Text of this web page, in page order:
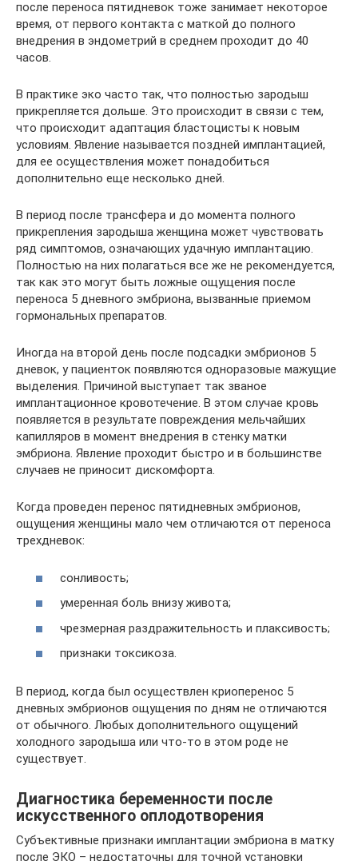
после переноса пятидневок тоже занимает некоторое
время, от первого контакта с маткой до полного
внедрения в эндометрий в среднем проходит до 40
часов.
В практике эко часто так, что полностью зародыш
прикрепляется дольше. Это происходит в связи с тем,
что происходит адаптация бластоцисты к новым
условиям. Явление называется поздней имплантацией,
для ее осуществления может понадобиться
дополнительно еще несколько дней.
В период после трансфера и до момента полного
прикрепления зародыша женщина может чувствовать
ряд симптомов, означающих удачную имплантацию.
Полностью на них полагаться все же не рекомендуется,
так как это могут быть ложные ощущения после
переноса 5 дневного эмбриона, вызванные приемом
гормональных препаратов.
Иногда на второй день после подсадки эмбрионов 5
дневок, у пациенток появляются одноразовые мажущие
выделения. Причиной выступает так званое
имплантационное кровотечение. В этом случае кровь
появляется в результате повреждения мельчайших
капилляров в момент внедрения в стенку матки
эмбриона. Явление проходит быстро и в большинстве
случаев не приносит дискомфорта.
Когда проведен перенос пятидневных эмбрионов,
ощущения женщины мало чем отличаются от переноса
трехдневок:
сонливость;
умеренная боль внизу живота;
чрезмерная раздражительность и плаксивость;
признаки токсикоза.
В период, когда был осуществлен криоперенос 5
дневных эмбрионов ощущения по дням не отличаются
от обычного. Любых дополнительного ощущений
холодного зародыша или что-то в этом роде не
существует.
Диагностика беременности после
искусственного оплодотворения
Субъективные признаки имплантации эмбриона в матку
после ЭКО – недостаточны для точной установки